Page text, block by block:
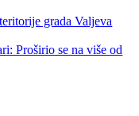
grada Valjeva
Proširio se na više od